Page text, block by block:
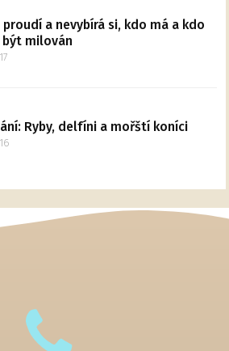
proudí a nevybírá si, kdo má a kdo
být milován
Ryby, delfíni a mořští koníci